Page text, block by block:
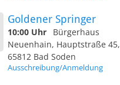
Goldener Springer
10:00 Uhr
Bürgerhaus
Neuenhain, Hauptstraße 45,
65812 Bad Soden
Ausschreibung/Anmeldung